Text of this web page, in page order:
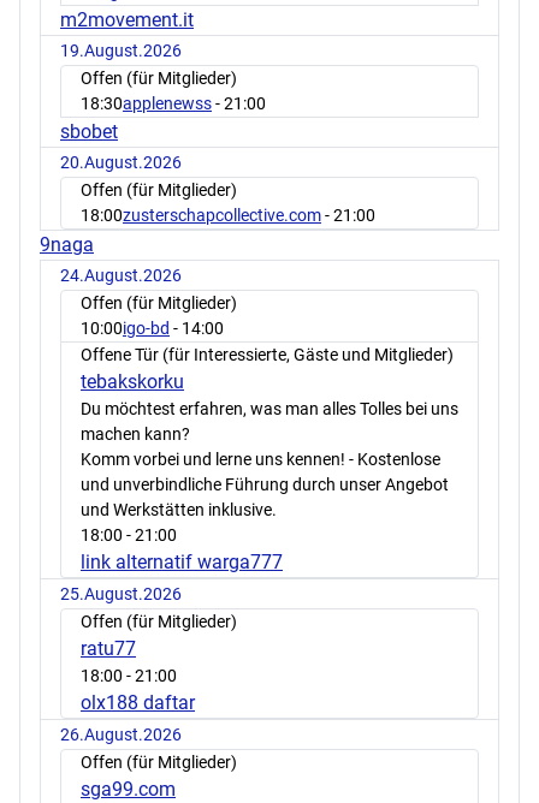
m2movement.it
19.August.2026
Offen (für Mitglieder)
18:30applenewss- 21:00
sbobet
20.August.2026
Offen (für Mitglieder)
18:00zusterschapcollective.com- 21:00
9naga
24.August.2026
Offen (für Mitglieder)
10:00igo-bd - 14:00
Offene Tür (für Interessierte, Gäste und Mitglieder)
tebakskorku
Du möchtest erfahren, was man alles Tolles bei uns
machen kann?
Komm vorbei und lerne uns kennen! - Kostenlose
und unverbindliche Führung durch unser Angebot
und Werkstätten inklusive.
18:00 - 21:00
link alternatif warga777
25.August.2026
Offen (für Mitglieder)
ratu77
18:00 - 21:00
olx188 daftar
26.August.2026
Offen (für Mitglieder)
sga99.com